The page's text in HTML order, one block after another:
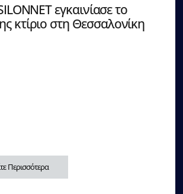
εγκαινίασε το
κτίριο στη Θεσσαλονίκη
Περισσότερα